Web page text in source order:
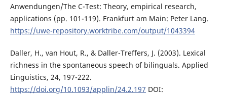
Anwendungen/The C-Test: Theory, empirical research,
applications (pp. 101-119). Frankfurt am Main: Peter Lang.
https://uwe-repository.worktribe.com/output/1043394
Daller, H., van Hout, R., & Daller-Treffers, J. (2003). Lexical
richness in the spontaneous speech of bilinguals. Applied
Linguistics, 24, 197-222.
https://doi.org/10.1093/applin/24.2.197 DOI: